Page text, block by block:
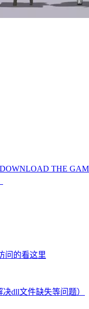
THE
问的看这里
dll文件缺失等问题）